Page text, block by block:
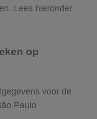
Lees hieronder
op
voor de
Paulo